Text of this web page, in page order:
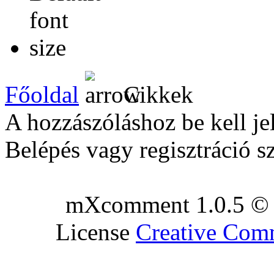
Főoldal
Cikkek
A hozzászóláshoz be kell
Belépés vagy regisztráció
mXcomment 1.0.5
License Creative